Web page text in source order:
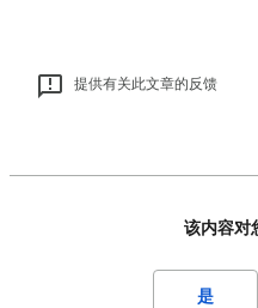
提供有关此文章的反馈
该内容对
是